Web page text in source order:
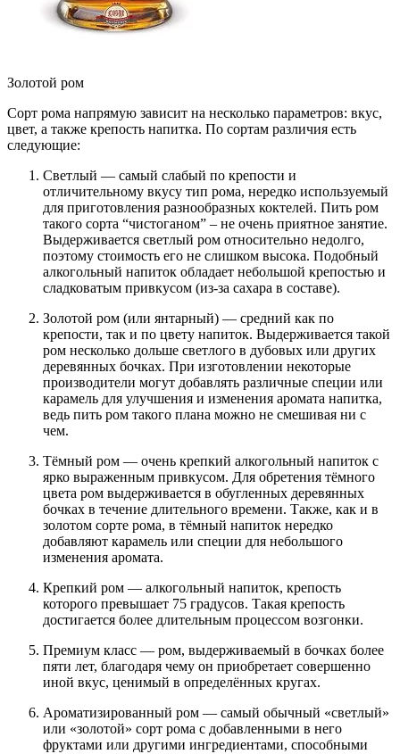
Золотой ром
Сорт рома напрямую зависит на несколько параметров: вкус,
цвет, а также крепость напитка. По сортам различия есть
следующие:
Светлый — самый слабый по крепости и
отличительному вкусу тип рома, нередко используемый
для приготовления разнообразных коктелей. Пить ром
такого сорта “чистоганом” – не очень приятное занятие.
Выдерживается светлый ром относительно недолго,
поэтому стоимость его не слишком высока. Подобный
алкогольный напиток обладает небольшой крепостью и
сладковатым привкусом (из-за сахара в составе).
Золотой ром (или янтарный) — средний как по
крепости, так и по цвету напиток. Выдерживается такой
ром несколько дольше светлого в дубовых или других
деревянных бочках. При изготовлении некоторые
производители могут добавлять различные специи или
карамель для улучшения и изменения аромата напитка,
ведь пить ром такого плана можно не смешивая ни с
чем.
Тёмный ром — очень крепкий алкогольный напиток с
ярко выраженным привкусом. Для обретения тёмного
цвета ром выдерживается в обугленных деревянных
бочках в течение длительного времени. Также, как и в
золотом сорте рома, в тёмный напиток нередко
добавляют карамель или специи для небольшого
изменения аромата.
Крепкий ром — алкогольный напиток, крепость
которого превышает 75 градусов. Такая крепость
достигается более длительным процессом возгонки.
Премиум класс — ром, выдерживаемый в бочках более
пяти лет, благодаря чему он приобретает совершенно
иной вкус, ценимый в определённых кругах.
Ароматизированный ром — самый обычный «светлый»
или «золотой» сорт рома с добавленными в него
фруктами или другими ингредиентами, способными